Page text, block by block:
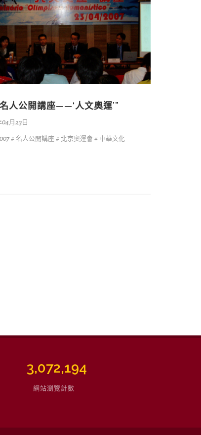
人公開講座——‘人文奧運’”
04月23日
# 名人公開講座# 北京奧運會# 中華文化
3,765,904
網站瀏覽計數